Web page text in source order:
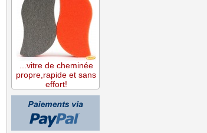
...vitre de cheminée
propre,rapide et sans
effort!